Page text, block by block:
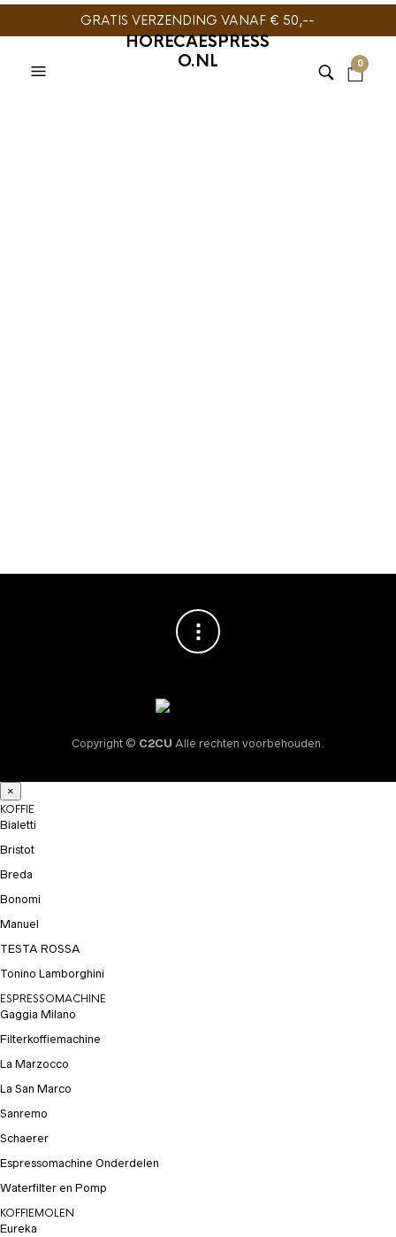
GRATIS VERZENDING VANAF € 50,--
HORECAESPRESS
O.NL
0
Copyright © C2CU Alle rechten voorbehouden.
×
KOFFIE
Bialetti
Bristot
Breda
Bonomi
Manuel
TESTA ROSSA
Tonino Lamborghini
ESPRESSOMACHINE
Gaggia Milano
Filterkoffiemachine
La Marzocco
La San Marco
Sanremo
Schaerer
Espressomachine Onderdelen
Waterfilter en Pomp
KOFFIEMOLEN
Eureka